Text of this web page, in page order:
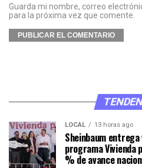
Guarda mi nombre, correo
para la próxima vez que comente.
LOCAL 13 horas ago
Sheinbaum
programa Vivienda
% de avance